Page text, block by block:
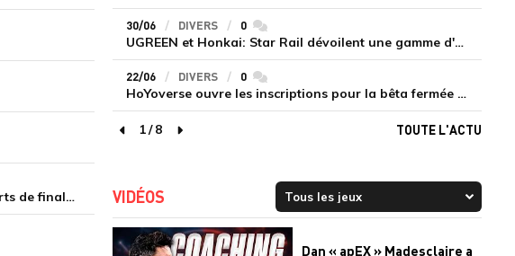
Vitality.Bee et Gentle Mates chutent, les Galions sauvent l’honneur : la LFL réduit à deux équipes en quarts de finales des EMEA Masters
30/06 DIVERS 0commentaires
UGREEN et Honkai: Star Rail dévoilent une gamme d'accessoires de recharge en édition limitée
22/06 DIVERS 0commentaires
HoYoverse ouvre les inscriptions pour la bêta fermée de Honkai : Nexus Anima
page précédente
1/8
page suivante
TOUTE L'ACTU
VIDÉOS
Dan « apEX » Madesclaire a